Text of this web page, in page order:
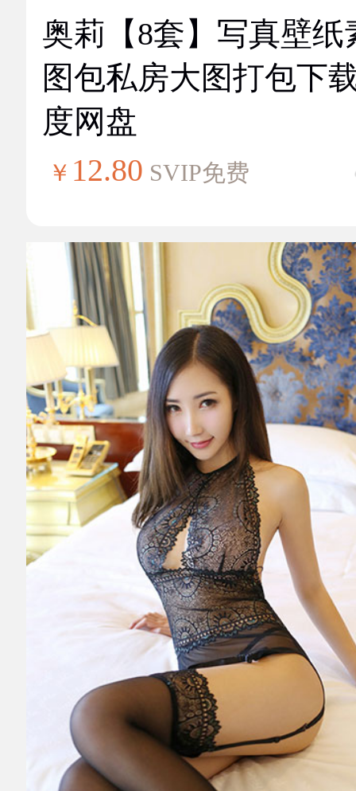
奥莉【8套】写真壁纸
图包私房大图打包下
度网盘
￥ 12.80 SVIP免费